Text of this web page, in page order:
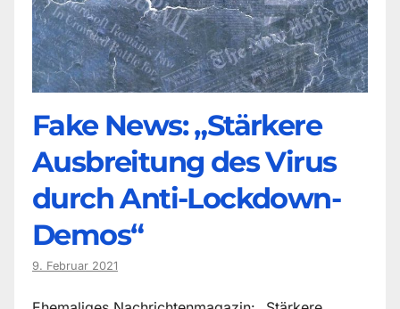
Fake News: „Stärkere
Ausbreitung des Virus
durch Anti-Lockdown-
Demos“
9. Februar 2021